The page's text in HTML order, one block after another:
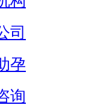
司
孕
询